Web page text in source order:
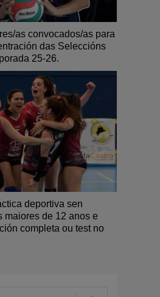
as convocados/as para
das Seleccións
25-26.
deportiva sen
maiores de 12 anos e
completa ou test no